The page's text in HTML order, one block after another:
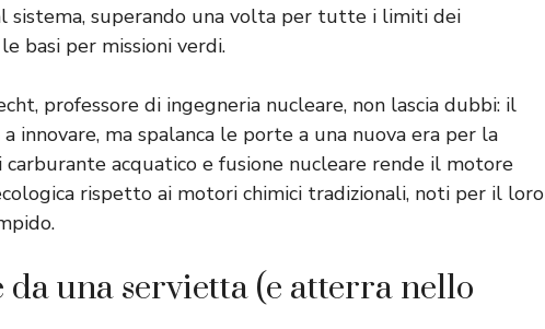
sistema, superando una volta per tutte i limiti dei
basi per missioni verdi.
professore di ingegneria nucleare, non lascia dubbi: il
innovare, ma spalanca le porte a una nuova era per la
carburante acquatico e fusione nucleare rende il motore
rispetto ai motori chimici tradizionali, noti per il loro
da una servietta (e atterra nello